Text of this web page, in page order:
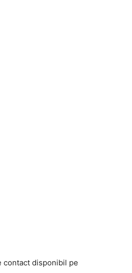
contact disponibil pe